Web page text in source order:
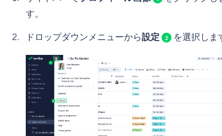
す。
ドロップダウンメニューから設定 2 を選択しま